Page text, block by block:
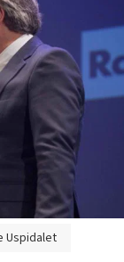
Uspidalet